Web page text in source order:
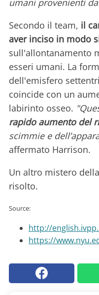
Secondo il team, il
aver inciso in modo
sull'allontanamento
esseri umani. La
dell'emisfero
coincide con un
labirinto osseo.
rapido aumento del
scimmie e
affermato Harrison.
Un altro mistero
risolto.
Source:
http://
https://